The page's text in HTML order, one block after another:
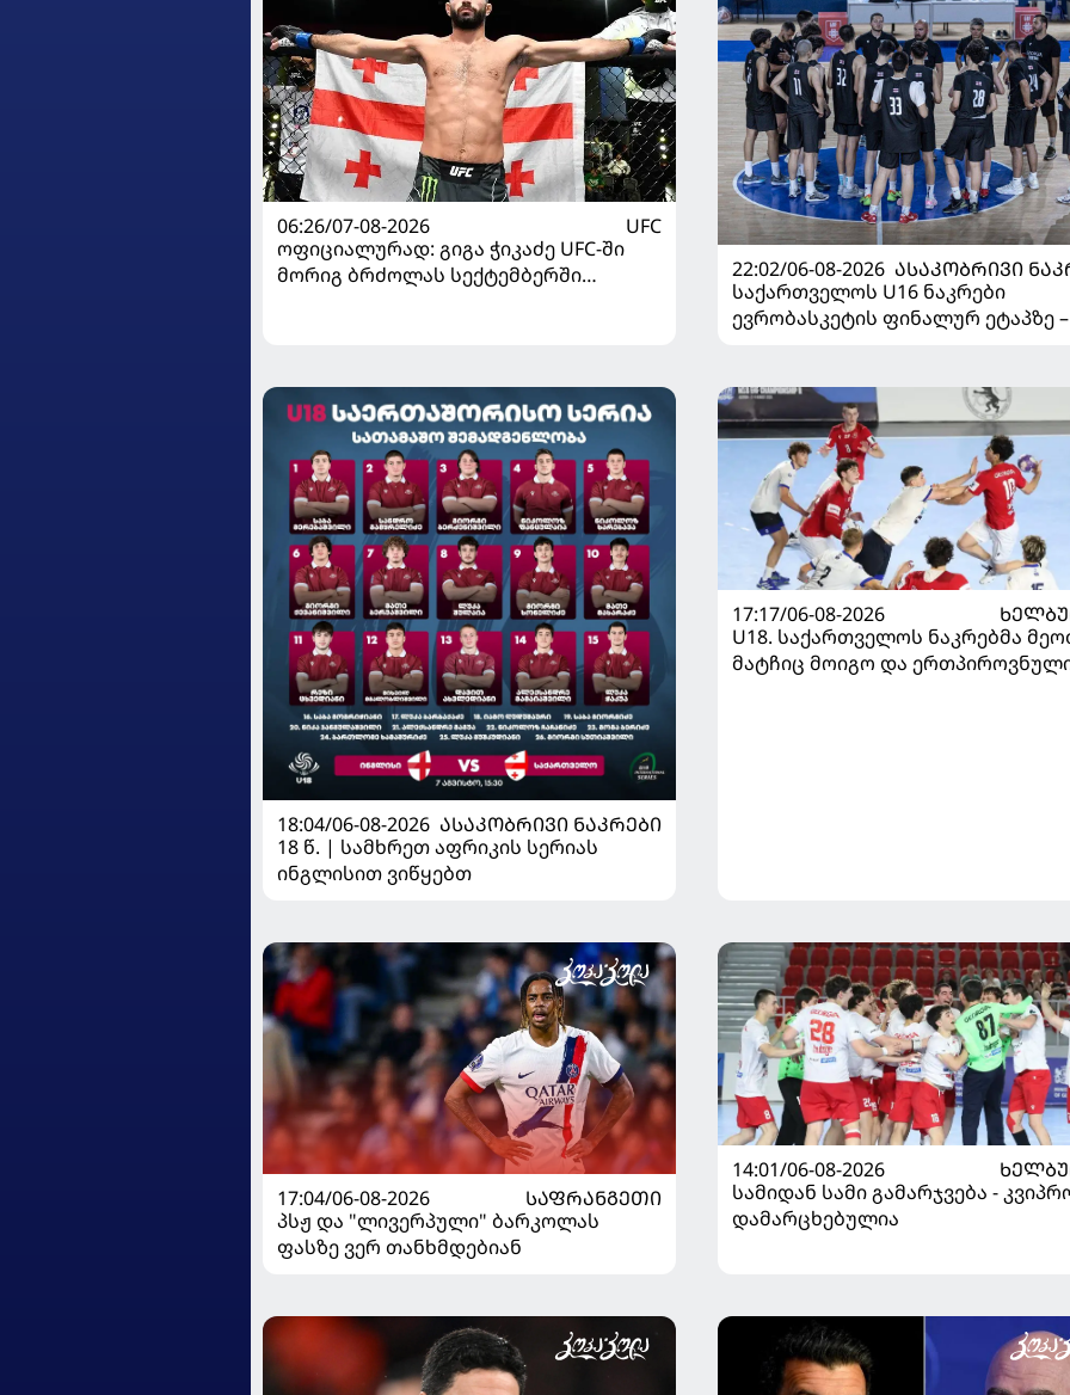
06:26/07-08-2026
UFC
ოფიციალურად: გიგა ჭიკაძე UFC-ში
მორიგ ბრძოლას სექტემბერში
22:02/06-08-2026 ᲐᲡᲐᲙᲝᲑᲠᲘᲕᲘ
საქართველოს U16 ნაკრები
ევრობასკეტის ფინალურ ეტაპზე –
18:04/06-08-2026 ᲐᲡᲐᲙᲝᲑᲠᲘᲕᲘ ᲜᲐᲙᲠᲔᲑᲘ
18 წ. | სამხრეთ აფრიკის სერიას
ინგლისით ვიწყებთ
17:17/06-08-2026
U18. საქართველოს ნაკრებმა
მატჩიც მოიგო და
17:04/06-08-2026
ᲡᲐᲤᲠᲐᲜᲒᲔᲗᲘ
პსჟ და "ლივერპული" ბარკოლას
ფასზე ვერ თანხმდებიან
14:01/06-08-2026
სამიდან სამი გამარჯვება -
დამარცხებულია